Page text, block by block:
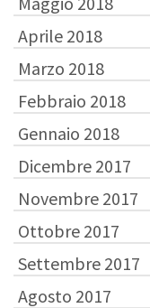
Aprile 2018
Marzo 2018
Febbraio 2018
Gennaio 2018
Dicembre 2017
Novembre 2017
Ottobre 2017
Settembre 2017
Agosto 2017